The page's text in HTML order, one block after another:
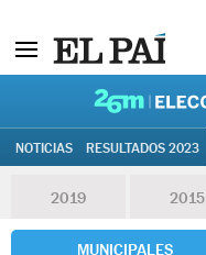
NOTICIAS RESULTADOS 2023
2019 2015
MUNICIPALES